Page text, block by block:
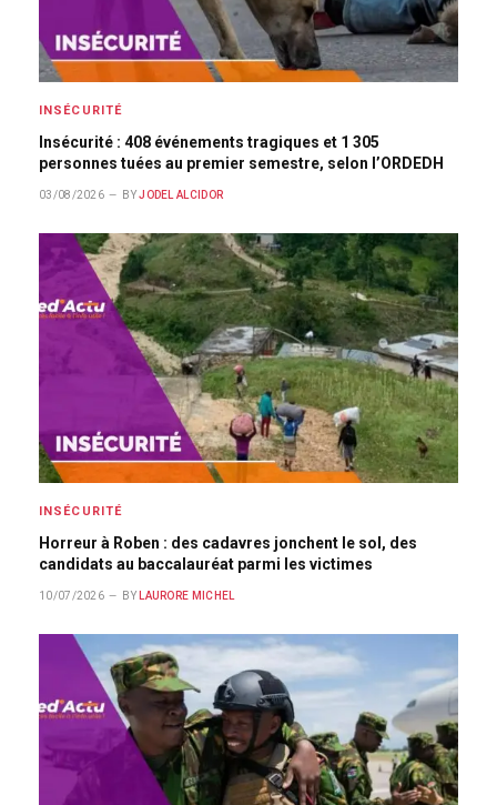
INSÉCURITÉ
Insécurité : 408 événements tragiques et 1 305
personnes tuées au premier semestre, selon l’ORDEDH
03/08/2026 BY JODEL ALCIDOR
INSÉCURITÉ
Horreur à Roben : des cadavres jonchent le sol, des
candidats au baccalauréat parmi les victimes
10/07/2026 BY LAURORE MICHEL